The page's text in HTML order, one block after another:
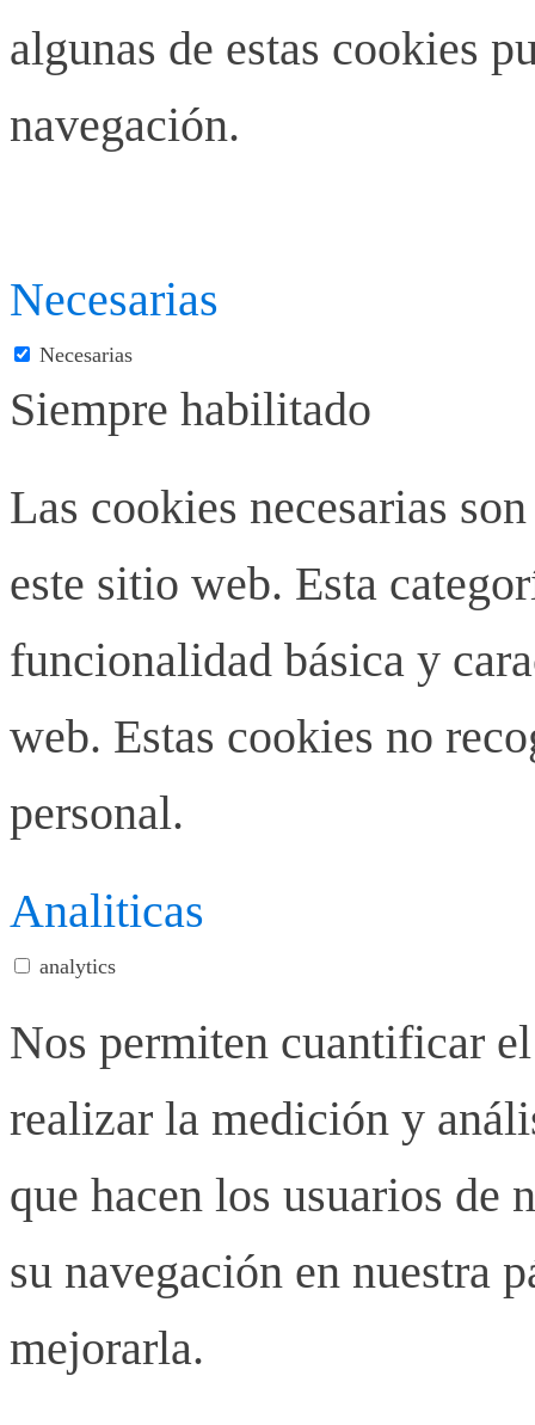
algunas de estas cookies
navegación.
Necesarias
Necesarias
Siempre habilitado
Las cookies necesarias
este sitio web. Esta
funcionalidad básica y
web. Estas cookies no
personal.
Analiticas
analytics
Nos permiten cuantificar
realizar la medición y
que hacen los usuarios de
su navegación en nuestra
mejorarla.